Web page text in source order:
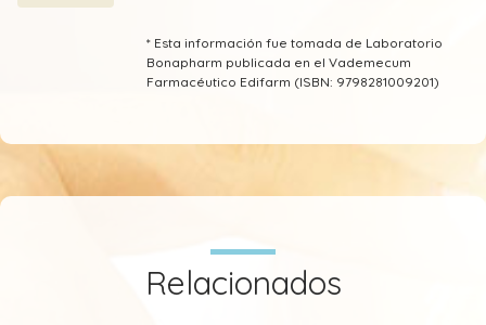
* Esta información fue tomada de Laboratorio
Bonapharm publicada en el Vademecum
Farmacéutico Edifarm (ISBN: 9798281009201)
Relacionados